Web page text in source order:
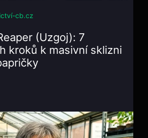
cb.cz
(Uzgoj): 7
kroků k masivní sklizni